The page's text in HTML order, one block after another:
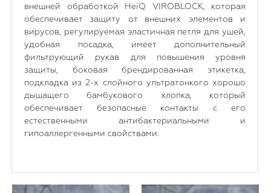
внешней обработкой HeiQ VIROBLOCK, которая
обеспечивает защиту от внешних элементов и
вирусов, регулируемая эластичная петля для ушей,
удобная посадка, имеет дополнительный
фильтрующий рукав для повышения уровня
защиты, боковая брендированная этикетка,
подкладка из 2-х слойного ультратонкого хорошо
дышащего бамбукового хлопка, который
обеспечивает безопасные контакты с его
естественными антибактериальными и
гипоаллергенными свойствами.